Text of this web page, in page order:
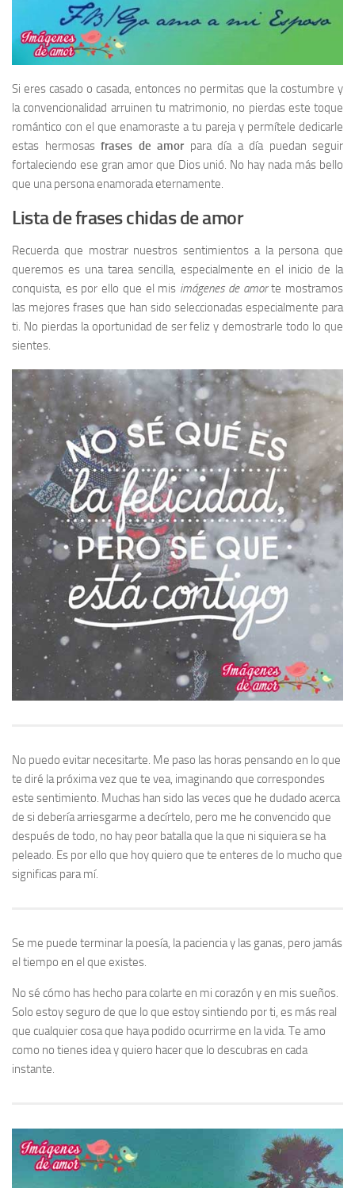
Si eres casado o casada, entonces no permitas que la costumbre y
la convencionalidad arruinen tu matrimonio, no pierdas este toque
romántico con el que enamoraste a tu pareja y permítele dedicarle
estas hermosas frases de amorpara día a día puedan seguir
fortaleciendo ese gran amor que Dios unió. No hay nada más bello
que una persona enamorada eternamente.
Lista de frases chidas de amor
Recuerda que mostrar nuestros sentimientos a la persona que
queremos es una tarea sencilla, especialmente en el inicio de la
conquista, es por ello que el mis imágenes de amorte mostramos
las mejores frases que han sido seleccionadas especialmente para
ti. No pierdas la oportunidad de ser feliz y demostrarle todo lo que
sientes.
No puedo evitar necesitarte. Me paso las horas pensando en lo que
te diré la próxima vez que te vea, imaginando que correspondes
este sentimiento. Muchas han sido las veces que he dudado acerca
de si debería arriesgarme a decírtelo, pero me he convencido que
después de todo, no hay peor batalla que la que ni siquiera se ha
peleado. Es por ello que hoy quiero que te enteres de lo mucho que
significas para mí.
Se me puede terminar la poesía, la paciencia y las ganas, pero jamás
el tiempo en el que existes.
No sé cómo has hecho para colarte en mi corazón y en mis sueños.
Solo estoy seguro de que lo que estoy sintiendo por ti, es más real
que cualquier cosa que haya podido ocurrirme en la vida. Te amo
como no tienes idea y quiero hacer que lo descubras en cada
instante.